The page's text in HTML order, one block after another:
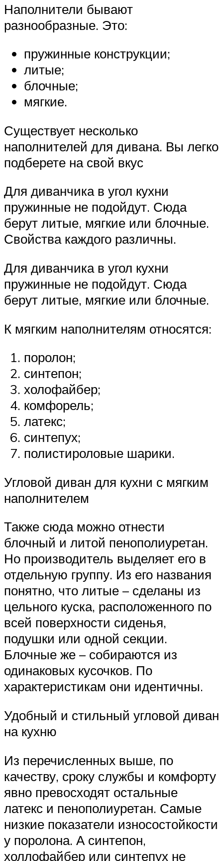
Наполнители бывают
разнообразные. Это:
пружинные конструкции;
литые;
блочные;
мягкие.
Существует несколько
наполнителей для дивана. Вы легко
подберете на свой вкус
Для диванчика в угол кухни
пружинные не подойдут. Сюда
берут литые, мягкие или блочные.
Свойства каждого различны.
Для диванчика в угол кухни
пружинные не подойдут. Сюда
берут литые, мягкие или блочные.
К мягким наполнителям относятся:
поролон;
синтепон;
холофайбер;
комфорель;
латекс;
синтепух;
полистироловые шарики.
Угловой диван для кухни с мягким
наполнителем
Также сюда можно отнести
блочный и литой пенополиуретан.
Но производитель выделяет его в
отдельную группу. Из его названия
понятно, что литые – сделаны из
цельного куска, расположенного по
всей поверхности сиденья,
подушки или одной секции.
Блочные же – собираются из
одинаковых кусочков. По
характеристикам они идентичны.
Удобный и стильный угловой диван
на кухню
Из перечисленных выше, по
качеству, сроку службы и комфорту
явно превосходят остальные
латекс и пенополиуретан. Самые
низкие показатели износостойкости
у поролона. А синтепон,
холлофайбер или синтепух не